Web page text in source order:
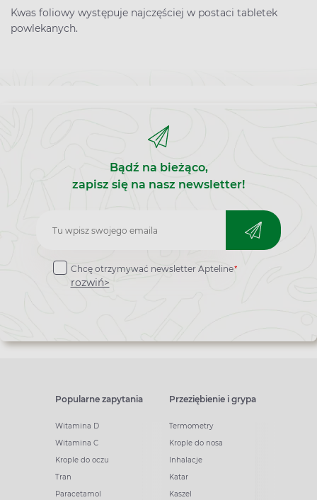
Kwas foliowy występuje najczęściej w postaci tabletek
powlekanych.
Bądź na bieżąco,
zapisz się na nasz newsletter!
Zapisz
do
newslettera
Chcę otrzymywać newsletter Apteline*
rozwiń>
Popularne zapytania
Witamina D
Witamina C
Krople do oczu
Tran
Paracetamol
Przeziębienie i grypa
Termometry
Krople do nosa
Inhalacje
Katar
Kaszel